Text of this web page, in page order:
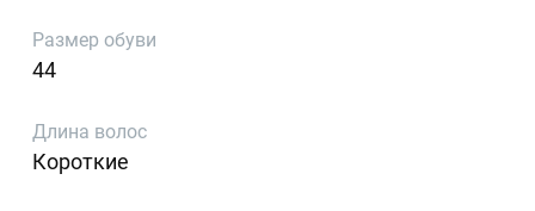
Размер обуви
44
Длина волос
Короткие